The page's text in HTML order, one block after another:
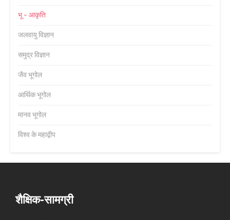
भू - आकृति
जलवायु विज्ञान
समुद्र विज्ञान
जैव भूगोल
आर्थिक भूगोल
मानव भूगोल
विश्व के महाद्वीप
शैक्षिक-सामग्री